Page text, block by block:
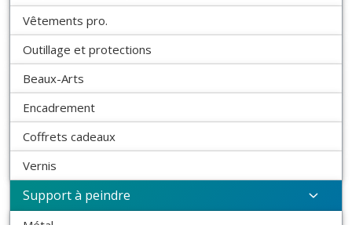
Vêtements pro.
Outillage et protections
Beaux-Arts
Encadrement
Coffrets cadeaux
Vernis
Support à peindre